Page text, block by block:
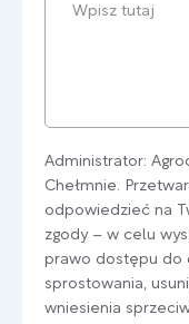
Administrator:
Chełmnie.
odpowiedzieć na
zgody – w celu
prawo dostępu do
sprostowania,
wniesienia